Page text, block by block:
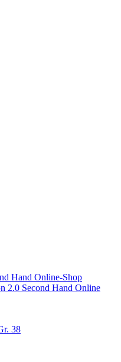
Hand Online-Shop
2.0 Second Hand Online
38